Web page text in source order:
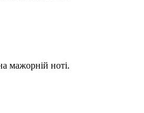
мажорній ноті.